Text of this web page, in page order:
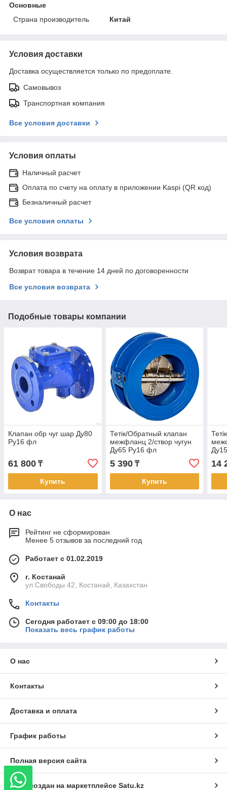
Основные
Страна производитель
Китай
Условия доставки
Доставка осуществляется только по предоплате.
Самовывоз
Транспортная компания
Все условия доставки
Условия оплаты
Наличный расчет
Оплата по счету на оплату в приложении Kaspi (QR код)
Безналичный расчет
Все условия оплаты
Условия возврата
Возврат товара в течение 14 дней по договоренности
Все условия возврата
Подобные товары компании
Клапан обр чуг шар Ду80
Ру16 фл
61 800 ₸
Купить
Тетік/Обратный клапан
межфланц 2/створ чугун
Ду65 Ру16 фл
5 390₸
Купить
14
О нас
Рейтинг не сформирован
Менее 5 отзывов за последний год
Работает с 01.02.2019
г. Костанай
ул.Свободы 42, Костанай, Казахстан
Контакты
Сегодня работает с 09:00 до 18:00
Показать весь график работы
О нас
Контакты
Доставка и оплата
График работы
Полная версия сайта
Сайт создан на маркетплейсе Satu.kz